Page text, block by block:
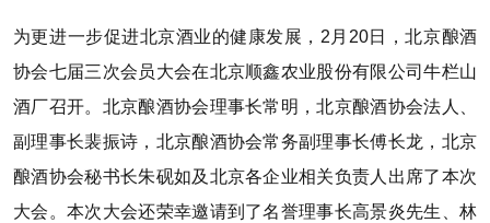
为更进一步促进北京酒业的健康发展，2月20日，北京酿酒
协会七届三次会员大会在北京顺鑫农业股份有限公司牛栏山
酒厂召开。北京酿酒协会理事长常明，北京酿酒协会法人、
副理事长裴振诗，北京酿酒协会常务副理事长傅长龙，北京
酿酒协会秘书长朱砚如及北京各企业相关负责人出席了本次
大会。本次大会还荣幸邀请到了名誉理事长高景炎先生、林